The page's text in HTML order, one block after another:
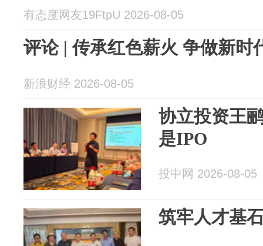
有态度网友19FtpU 2026-08-05
评论 | 传承红色薪火 争做新
新浪财经 2026-08-05
协立投资王
是IPO
投中网 2026-08-05
筑牢人才基